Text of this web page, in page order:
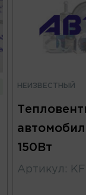
НЕИЗВЕСТНЫЙ
150Вт
Артикул :